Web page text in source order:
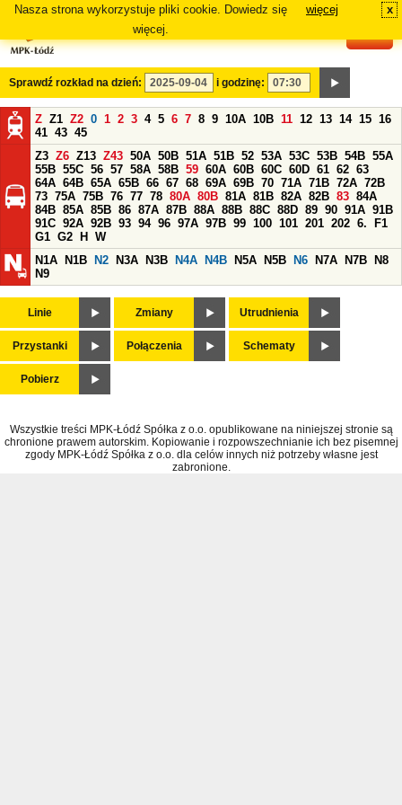
Nasza strona wykorzystuje pliki cookie. Dowiedz się
więcej.
więcej x
Sprawdź rozkład na dzień: i godzinę:
Z Z1 Z2 0 1 2 3 4 5 6 7 8 9 10A 10B 11 12 13 14 15 16
41 43 45
Z3 Z6 Z13 Z43 50A 50B 51A 51B 52 53A 53C 53B 54B 55A
55B 55C 56 57 58A 58B 59 60A 60B 60C 60D 61 62 63
64A 64B 65A 65B 66 67 68 69A 69B 70 71A 71B 72A 72B
73 75A 75B 76 77 78 80A 80B 81A 81B 82A 82B 83 84A
84B 85A 85B 86 87A 87B 88A 88B 88C 88D 89 90 91A 91B
91C 92A 92B 93 94 96 97A 97B 99 100 101 201 202 6.
F1
G1 G2 H
W
N1A
N1B N2 N3A N3B N4A N4B N5A N5B N6 N7A N7B
N8
N9
Linie Zmiany Utrudnienia
Przystanki Połączenia Schematy
Pobierz
Wszystkie treści MPK-Łódź Spółka z o.o. opublikowane na niniejszej stronie są
chronione prawem autorskim. Kopiowanie i rozpowszechnianie ich bez pisemnej
zgody MPK-Łódź Spółka z o.o. dla celów innych niż potrzeby własne jest
zabronione.